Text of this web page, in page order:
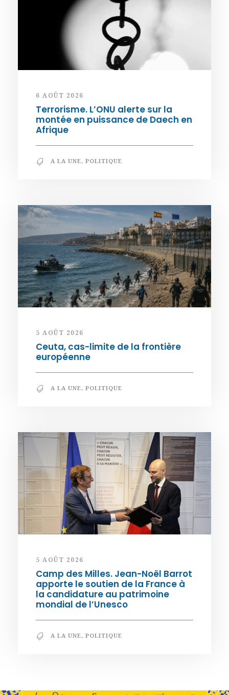
6 AOÛT 2026
Terrorisme. L’ONU alerte sur la
montée en puissance de Daech en
Afrique
A LA UNE, POLITIQUE
5 AOÛT 2026
Ceuta, cas-limite de la frontière
européenne
A LA UNE, POLITIQUE
5 AOÛT 2026
Camp des Milles. Jean-Noël Barrot
apporte le soutien de la France à
la candidature au patrimoine
mondial de l’Unesco
A LA UNE, POLITIQUE